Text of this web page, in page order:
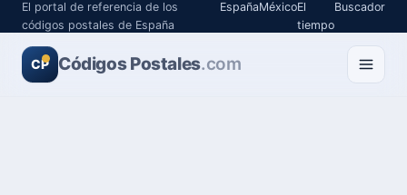
El portal de referencia de los
códigos postales de España
EspañaMéxicoEl
tiempo
Buscador
CP Códigos Postales.com